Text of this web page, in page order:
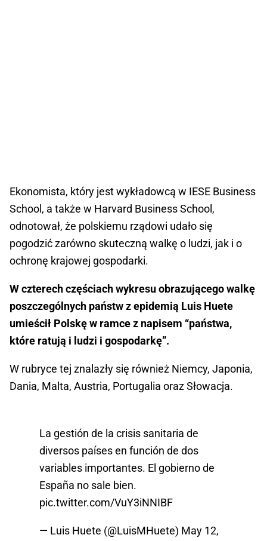
Ekonomista, który jest wykładowcą w IESE Business
School, a także w Harvard Business School,
odnotował, że polskiemu rządowi udało się
pogodzić zarówno skuteczną walkę o ludzi, jak i o
ochronę krajowej gospodarki.
W czterech częściach wykresu obrazującego walkę
poszczególnych państw z epidemią Luis Huete
umieścił Polskę w ramce z napisem “państwa,
które ratują i ludzi i gospodarkę”.
W rubryce tej znalazły się również Niemcy, Japonia,
Dania, Malta, Austria, Portugalia oraz Słowacja.
La gestión de la crisis sanitaria de
diversos países en función de dos
variables importantes. El gobierno de
España no sale bien.
pic.twitter.com/VuY3iNNIBF
— Luis Huete (@LuisMHuete) May 12,